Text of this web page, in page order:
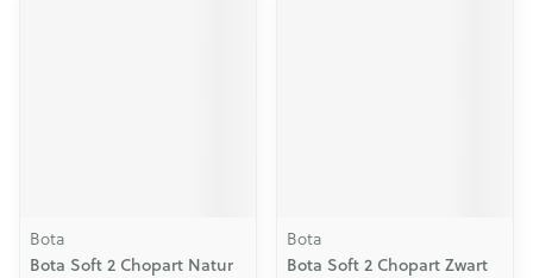
Bota
Bota Soft 2 Chopart Natur
Bota
Bota Soft 2 Chopart Zwart